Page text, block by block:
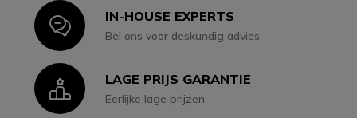
IconIN-HOUSE EXPERTS
Bel ons voor deskundig advies
IconLAGE PRIJS GARANTIE
Eerlijke lage prijzen